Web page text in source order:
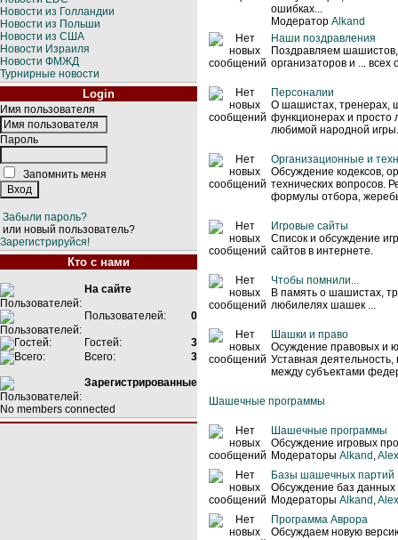
Новости из Голландии
Новости из Польши
Новости из США
Новости Израиля
Новости ФМЖД
Турнирные новости
Login
Имя пользователя
Пароль
Запомнить меня
Забыли пароль?
или новый пользователь?
Зарегистрируйся!
Кто с нами
На сайте
Пользователей: 0
Гостей:
3
Всего:
3
Зарегистрированные
No members connected
ошибках...
Модератор Alkand
Наши поздравления
Поздравляем
организаторов и ... всех
Персоналии
О шашистах, тренерах,
функционерах и
любимой народной игры.
Организационные и
Обсуждение кодексов,
технических вопросов.
формулы отбора,
Игровые сайты
Список и обсуждение
сайтов в интернете.
Чтобы помнили...
В память о шашистах,
любилелях шашек ...
Шашки и право
Осуждение правовых и
Уставная
между субъектами
Шашечные программы
Шашечные программы
Обсуждение игровых
Модераторы Alkand ,
Базы шашечных партий
Обсуждение баз
Модераторы Alkand ,
Программа Аврора
Обсуждаем новую